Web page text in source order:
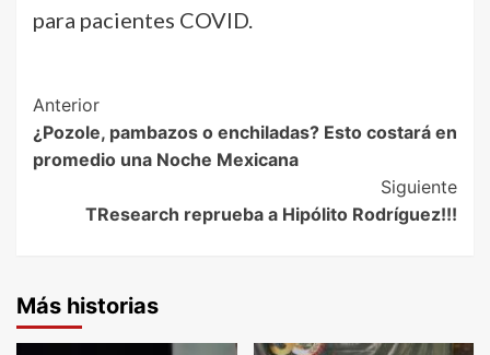
para pacientes COVID.
Post
Navigation
Anterior
¿Pozole, pambazos o enchiladas? Esto costará en
promedio una Noche Mexicana
Siguiente
TResearch reprueba a Hipólito Rodríguez!!!
Más historias